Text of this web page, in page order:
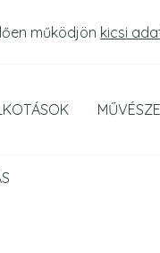
működjön kicsi